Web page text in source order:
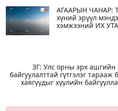
АГААРЫН ЧАНАР:
хүний эрүүл
хэмжээний ИХ
ЗГ: Улс орны эрх ашгийн
байгуулалттай гүтгэлэг тарааж
хаягуудыг хуулийн